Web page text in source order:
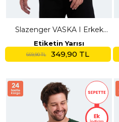
Slazenger VASKA I Erkek
Kolsuz Beyaz Tişört
Etiketin Yarısı
669,90 TL 349,90 TL